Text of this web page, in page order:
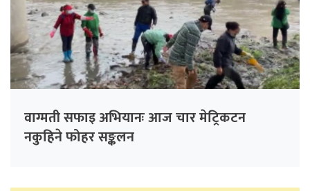
वाग्मती सफाइ अभियानः आज चार मेट्रिकटन
नकुहिने फोहर सङ्कलन